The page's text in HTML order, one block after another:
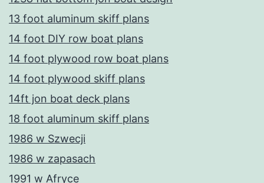
13 foot aluminum skiff plans
14 foot DIY row boat plans
14 foot plywood row boat plans
14 foot plywood skiff plans
14ft jon boat deck plans
18 foot aluminum skiff plans
1986 w Szwecji
1986 w zapasach
1991 w Afryce